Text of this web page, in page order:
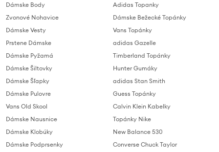
Dámske Body
Zvonové Nohavice
Dámske Vesty
Prstene Dámske
Dámske Pyžamá
Dámske Šiltovky
Dámske Šľapky
Dámske Pulovre
Vans Old Skool
Dámske Nausnice
Dámske Klobúky
Dámske Podprsenky
Adidas Topanky
Dámske Bežecké Topánky
Vans Topánky
adidas Gazelle
Timberland Topánky
Hunter Gumáky
adidas Stan Smith
Guess Topánky
Calvin Klein Kabelky
Topánky Nike
New Balance 530
Converse Chuck Taylor